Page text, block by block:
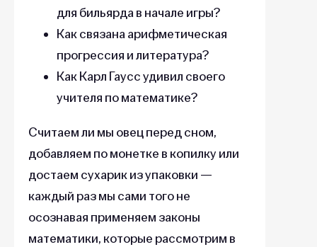
для бильярда в начале игры?
Как связана арифметическая
прогрессия и литература?
Как Карл Гаусс удивил своего
учителя по математике?
Считаем ли мы овец перед сном,
добавляем по монетке в копилку или
достаем сухарик из упаковки —
каждый раз мы сами того не
осознавая применяем законы
математики, которые рассмотрим в